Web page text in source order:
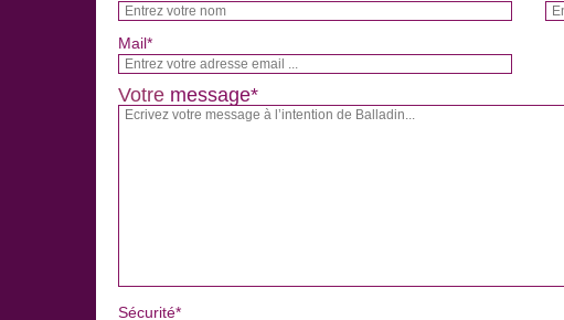
Mail*
Votre message*
Sécurité*